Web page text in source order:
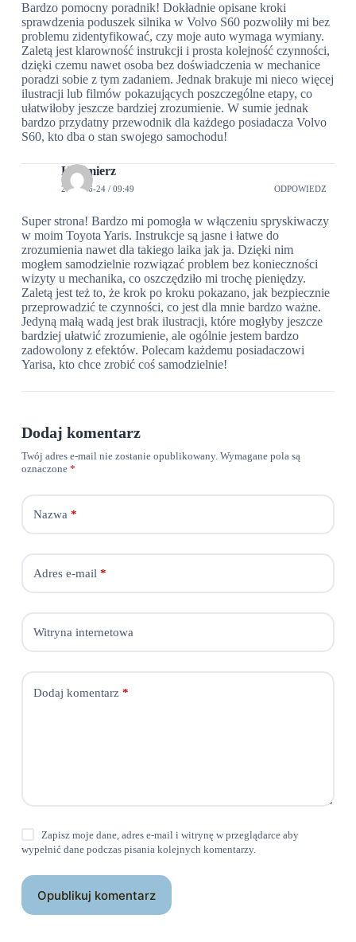
Bardzo pomocny poradnik! Dokładnie opisane kroki
sprawdzenia poduszek silnika w Volvo S60 pozwoliły mi bez
problemu zidentyfikować, czy moje auto wymaga wymiany.
Zaletą jest klarowność instrukcji i prosta kolejność czynności,
dzięki czemu nawet osoba bez doświadczenia w mechanice
poradzi sobie z tym zadaniem. Jednak brakuje mi nieco więcej
ilustracji lub filmów pokazujących poszczególne etapy, co
ułatwiłoby jeszcze bardziej zrozumienie. W sumie jednak
bardzo przydatny przewodnik dla każdego posiadacza Volvo
S60, kto dba o stan swojego samochodu!
Kazimierz
2024-06-24 / 09:49 ODPOWIEDZ
Super strona! Bardzo mi pomogła w włączeniu spryskiwaczy
w moim Toyota Yaris. Instrukcje są jasne i łatwe do
zrozumienia nawet dla takiego laika jak ja. Dzięki nim
mogłem samodzielnie rozwiązać problem bez konieczności
wizyty u mechanika, co oszczędziło mi trochę pieniędzy.
Zaletą jest też to, że krok po kroku pokazano, jak bezpiecznie
przeprowadzić te czynności, co jest dla mnie bardzo ważne.
Jedyną małą wadą jest brak ilustracji, które mogłyby jeszcze
bardziej ułatwić zrozumienie, ale ogólnie jestem bardzo
zadowolony z efektów. Polecam każdemu posiadaczowi
Yarisa, kto chce zrobić coś samodzielnie!
Dodaj komentarz
Twój adres e-mail nie zostanie opublikowany. Wymagane pola są
oznaczone *
Nazwa *
Adres e-mail *
Witryna internetowa
Dodaj komentarz*
Zapisz moje dane, adres e-mail i witrynę w przeglądarce aby
wypełnić dane podczas pisania kolejnych komentarzy.
Opublikuj komentarz